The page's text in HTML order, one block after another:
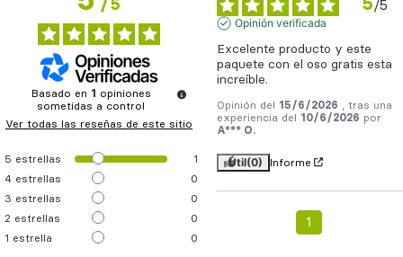
/5
Basado en 1
opiniones
sometidas a control
Ver todas las reseñas de este sitio
5 estrellas
1
4 estrellas
0
3 estrellas
0
2 estrellas
0
1 estrella 0
5/5
Opinión verificada
Excelente producto y este
paquete con el oso gratis esta
increíble.
Opinión del 15/6/2026
, tras una
experiencia del 10/6/2026 por
A*** O.
Útil(0) Informe
1